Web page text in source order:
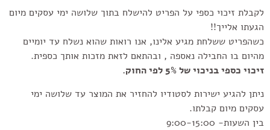
לקבלת זיכוי כספי על הפריט להישלח בתוך שלושה ימי עסקים מיום
הגעתו אלייך!!
כשהפריט ששלחת מגיע אלינו, אנו רואות שהוא נשלח עד יומיים
מהיום בו החבילה נאספה , ובהתאם לזאת מזכות אותך כספית.
זיכוי כספי בניכוי של 5% לפי החוק
.
ניתן להגיע ישירות לסטודיו להחזיר את המוצר עד שלושה ימי
עסקים מיום קבלתו.
בין השעות- 9:00-15:00